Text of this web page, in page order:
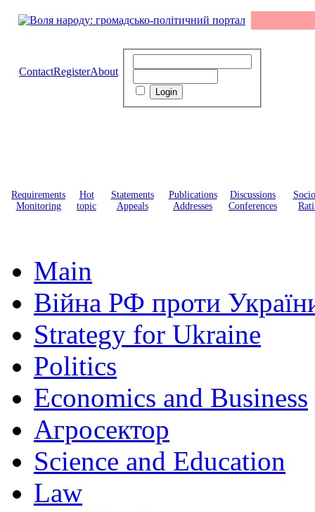
ContactRegisterAbout
Requirements
Monitoring
Hot
topic
Statements
Appeals
Publications
Addresses
Discussions
Conferences
Main
Війна РФ проти
Strategy for Ukraine
Politics
Economics and Business
Агросектор
Science and Education
Law